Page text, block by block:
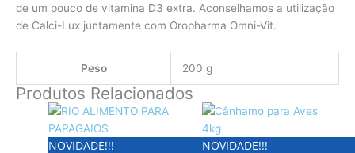
de um pouco de vitamina D3 extra. Aconselhamos a utilização
de Calci-Lux juntamente com Oropharma Omni-Vit.
Peso 200 g
Produtos Relacionados
NOVIDADE!!! NOVIDADE!!!